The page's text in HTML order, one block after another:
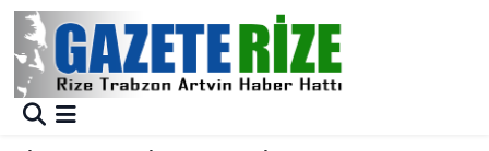
BÖLGEMİZ
Merkez Nöbetçi Eczaneler